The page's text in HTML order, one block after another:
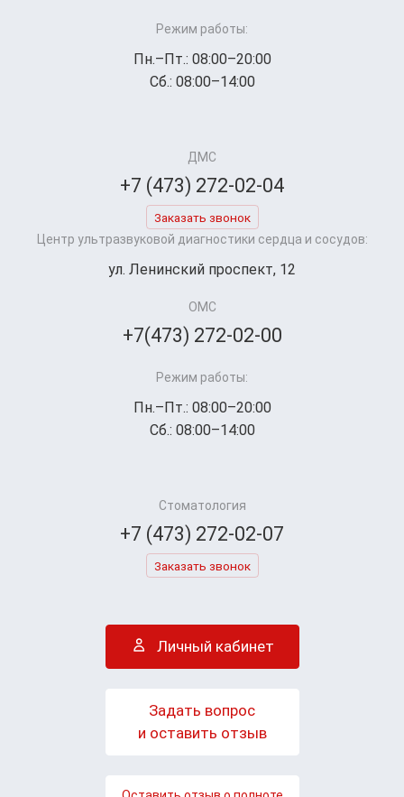
Режим работы:
Пн.–Пт.: 08:00–20:00
Сб.: 08:00–14:00
ДМС
+7 (473) 272-02-04
Заказать звонок
Центр ультразвуковой диагностики сердца и сосудов:
ул. Ленинский проспект, 12
ОМС
+7(473) 272-02-00
Режим работы:
Пн.–Пт.: 08:00–20:00
Сб.: 08:00–14:00
Стоматология
+7 (473) 272-02-07
Заказать звонок
Личный кабинет
Задать вопрос
и оставить отзыв